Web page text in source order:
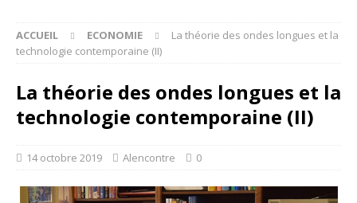
ACCUEIL ECONOMIE
La théorie des ondes longues et la
technologie contemporaine (II)
La théorie des ondes longues et la
technologie contemporaine (II)
14 octobre 2019 Alencontre 0